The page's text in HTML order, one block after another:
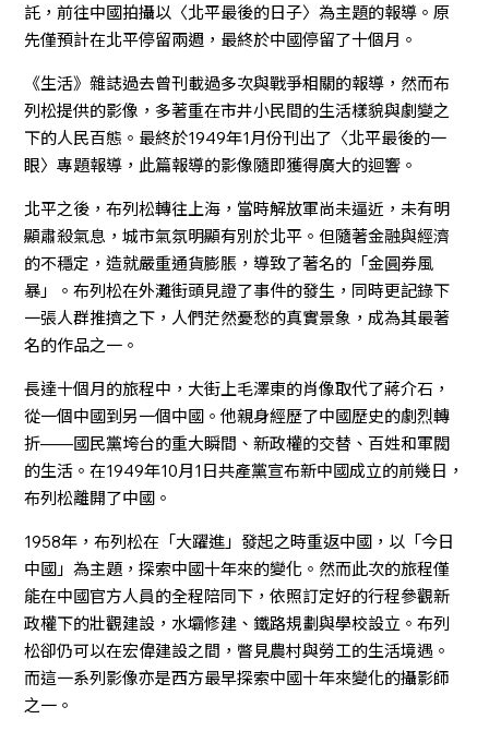
託，前往中國拍攝以〈北平最後的日子〉為主題的報導。原
先僅預計在北平停留兩週，最終於中國停留了十個月。
《生活》雜誌過去曾刊載過多次與戰爭相關的報導，然而布
列松提供的影像，多著重在市井小民間的生活樣貌與劇變之
下的人民百態。最終於1949年1月份刊出了〈北平最後的一
眼〉專題報導，此篇報導的影像隨即獲得廣大的迴響。
北平之後，布列松轉往上海，當時解放軍尚未逼近，未有明
顯肅殺氣息，城市氣氛明顯有別於北平。但隨著金融與經濟
的不穩定，造就嚴重通貨膨脹，導致了著名的「金圓券風
暴」。布列松在外灘街頭見證了事件的發生，同時更記錄下
一張人群推擠之下，人們茫然憂愁的真實景象，成為其最著
名的作品之一。
長達十個月的旅程中，大街上毛澤東的肖像取代了蔣介石，
從一個中國到另一個中國。他親身經歷了中國歷史的劇烈轉
折——國民黨垮台的重大瞬間、新政權的交替、百姓和軍閥
的生活。在1949年10月1日共產黨宣布新中國成立的前幾日，
布列松離開了中國。
1958年，布列松在「大躍進」發起之時重返中國，以「今日
中國」為主題，探索中國十年來的變化。然而此次的旅程僅
能在中國官方人員的全程陪同下，依照訂定好的行程參觀新
政權下的壯觀建設，水壩修建、鐵路規劃與學校設立。布列
松卻仍可以在宏偉建設之間，瞥見農村與勞工的生活境遇。
而這一系列影像亦是西方最早探索中國十年來變化的攝影師
之一。